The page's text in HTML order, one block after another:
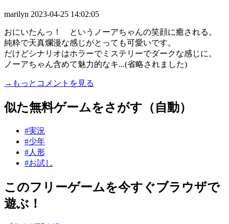
marilyn 2023-04-25 14:02:05
おにいたんっ！ というノーアちゃんの笑顔に癒される。
純粋で天真爛漫な感じがとっても可愛いです。
だけどシナリオはホラーでミステリーでダークな感じに。
ノーアちゃん含めて魅力的なキ...(省略されました)
→もっとコメントを見る
似た無料ゲームをさがす（自動）
#実況
#少年
#人形
#お試し
このフリーゲームを今すぐブラウザで
遊ぶ！